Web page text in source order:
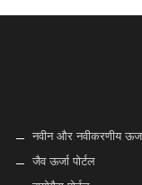
नवीन और नवीकरणीय
जैव ऊर्जा पोर्टल